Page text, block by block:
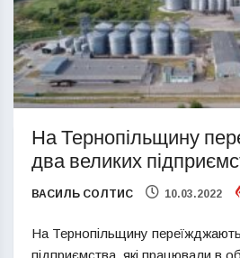
На Тернопільщину
два великих
ВАСИЛЬ СОЛТИС 10.03.2022
На Тернопільщину